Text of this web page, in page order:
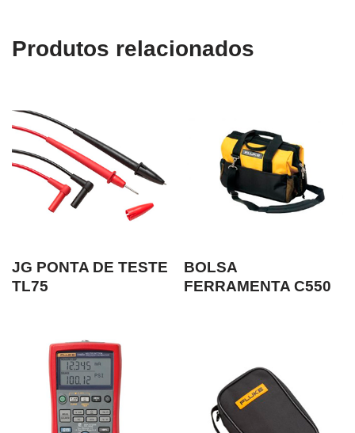
Produtos relacionados
JG PONTA DE TESTE
TL75
BOLSA
FERRAMENTA C550